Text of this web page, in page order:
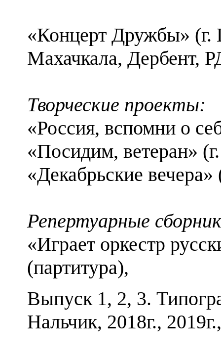
«Концерт Дружбы»
Махачкала, Дербент,
Творческие проекты:
«Россия, вспомни о
«Посидим, ветеран»
«Декабрьские вечера»
Репертуарные
«Играет оркестр
(партитура),
Выпуск 1, 2, 3.
Нальчик, 2018г.,